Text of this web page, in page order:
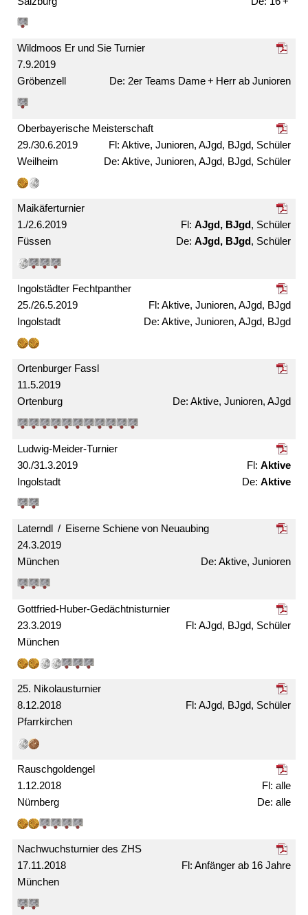
7.9.2019
Wildmoos Er und Sie Turnier
Gröbenzell 2er Teams Dame + Herr ab Junioren
29./30.6.2019
Ober­bayerische Meister­schaft
Weilheim
Aktive, Junioren, AJgd, BJgd, Schüler
Aktive, Junioren, AJgd, BJgd, Schüler
1./2.6.2019
Maikäfer­turnier
Füssen
AJgd, BJgd, Schüler
AJgd, BJgd, Schüler
25./26.5.2019
Ingolstädter Fechtpanther
Ingolstadt
Aktive, Junioren, AJgd, BJgd
Aktive, Junioren, AJgd, BJgd
11.5.2019
Ortenburger Fassl
Ortenburg Aktive, Junioren, AJgd
30./31.3.2019
Ludwig-Meider-Turnier
Ingolstadt
Aktive
Aktive
24.3.2019
Laterndl / Eiserne Schiene von Neuaubing
München Aktive, Junioren
23.3.2019
Gottfried-Huber-Gedächtnis­turnier
München
AJgd, BJgd, Schüler
8.12.2018
25. Nikolaus­turnier
Pfarrkirchen
AJgd, BJgd, Schüler
1.12.2018
Rausch­gold­engel
Nürnberg
alle
alle
17.11.2018
Nachwuchs­turnier des ZHS
München
Anfänger ab 16 Jahre